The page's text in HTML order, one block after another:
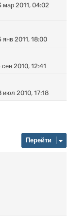
мар 2011, 04:02
янв 2011, 18:00
сен 2010, 12:41
июл 2010, 17:18
Перейти